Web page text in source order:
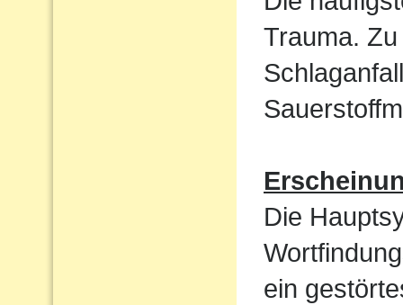
Trauma.
Die
ein